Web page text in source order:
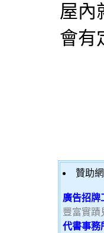
屋內
會有
贊助
廣告招牌
豐富實蹟
代書事務